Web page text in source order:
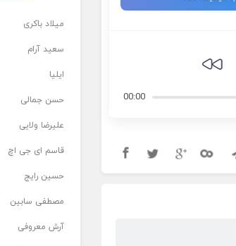
00:00
میلاد باکری
سعید آرام
ایلیا
حسن جمالی
علیرضا ولایی
قاسم ای جی اچ
حسین رایج
مصطفی سابین
آرش معروفی